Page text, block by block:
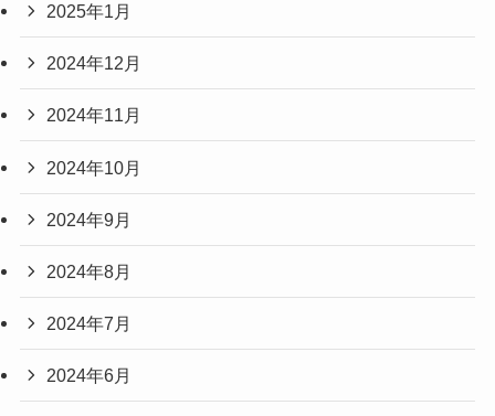
2025年1月
2024年12月
2024年11月
2024年10月
2024年9月
2024年8月
2024年7月
2024年6月